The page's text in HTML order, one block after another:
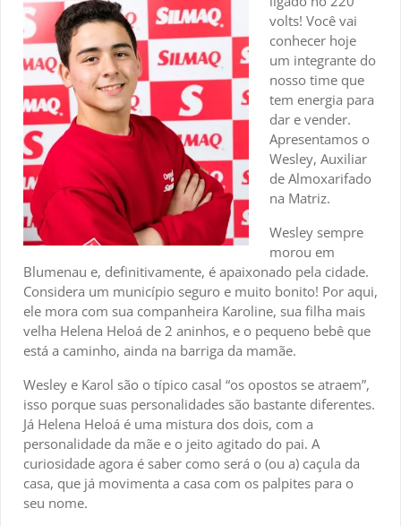
volts! Você vai
conhecer hoje
um integrante do
nosso time que
tem energia para
dar e vender.
Apresentamos o
Wesley, Auxiliar
de Almoxarifado
na Matriz.
Wesley sempre
morou em
Blumenau e, definitivamente, é apaixonado pela cidade.
Considera um município seguro e muito bonito! Por aqui,
ele mora com sua companheira Karoline, sua filha mais
velha Helena Heloá de 2 aninhos, e o pequeno bebê que
está a caminho, ainda na barriga da mamãe.
Wesley e Karol são o típico casal “os opostos se atraem”,
isso porque suas personalidades são bastante diferentes.
Já Helena Heloá é uma mistura dos dois, com a
personalidade da mãe e o jeito agitado do pai. A
curiosidade agora é saber como será o (ou a) caçula da
casa, que já movimenta a casa com os palpites para o
seu nome.